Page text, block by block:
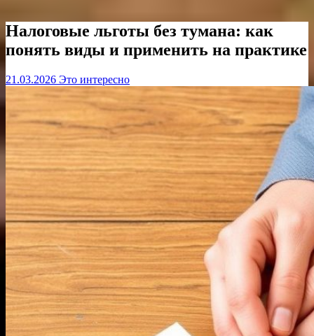
Налоговые льготы без тумана: как
понять виды и применить на практике
21.03.2026 Это интересно